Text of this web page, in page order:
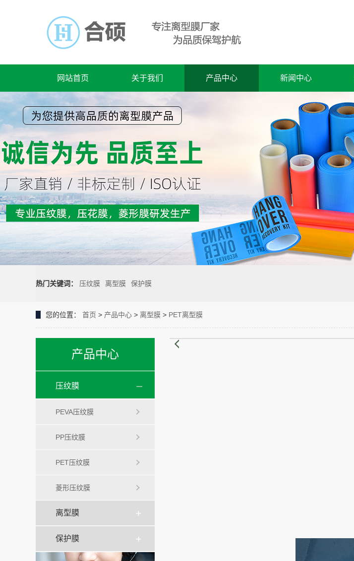
网站首页 关于我们 产品中心 新闻中心
热门关键词： 压纹膜 离型膜 保护膜
您的位置： 首页 > 产品中心 > 离型膜 > PET离型膜
产品中心
压纹膜
PEVA压纹膜
PP压纹膜
PET压纹膜
菱形压纹膜
离型膜
保护膜